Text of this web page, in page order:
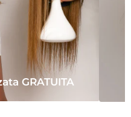
GRATUITA